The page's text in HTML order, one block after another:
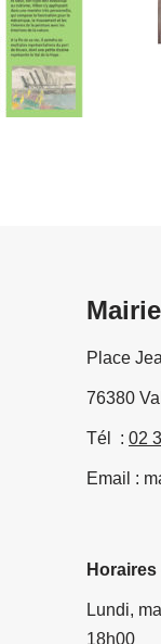
Place
76380
Tél : 02
Email :
Horaires
Lundi,
18h00